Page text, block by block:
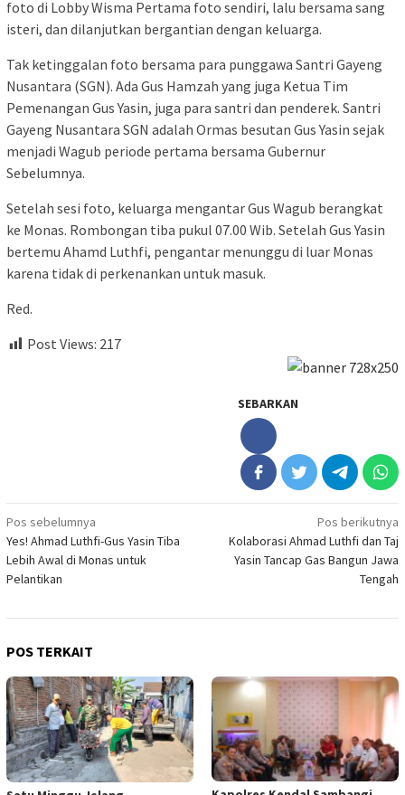
foto di Lobby Wisma Pertama foto sendiri, lalu bersama sang
isteri, dan dilanjutkan bergantian dengan keluarga.
Tak ketinggalan foto bersama para punggawa Santri Gayeng
Nusantara (SGN). Ada Gus Hamzah yang juga Ketua Tim
Pemenangan Gus Yasin, juga para santri dan penderek. Santri
Gayeng Nusantara SGN adalah Ormas besutan Gus Yasin sejak
menjadi Wagub periode pertama bersama Gubernur
Sebelumnya.
Setelah sesi foto, keluarga mengantar Gus Wagub berangkat
ke Monas. Rombongan tiba pukul 07.00 Wib. Setelah Gus Yasin
bertemu Ahamd Luthfi, pengantar menunggu di luar Monas
karena tidak di perkenankan untuk masuk.
Red.
Post Views: 217
SEBARKAN
Navigasi
pos
Pos sebelumnya
Yes! Ahmad Luthfi-Gus Yasin Tiba
Lebih Awal di Monas untuk
Pelantikan
Pos berikutnya
Kolaborasi Ahmad Luthfi dan Taj
Yasin Tancap Gas Bangun Jawa
Tengah
POS TERKAIT